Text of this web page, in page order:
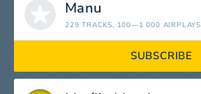
Manu
229 TRACKS, 100—1 000 AIRPLAYS
SUBSCRIBE